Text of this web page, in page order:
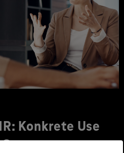
Konkrete Use